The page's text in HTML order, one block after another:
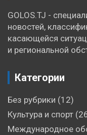
GOLOS.TJ -
новостей,
касающейся
и региональной
Категории
Без рубрики (12)
Культура и спорт
Международное